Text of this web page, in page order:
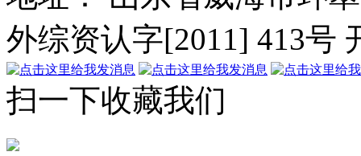
外综资认字[2011] 413号
扫一下收藏我们